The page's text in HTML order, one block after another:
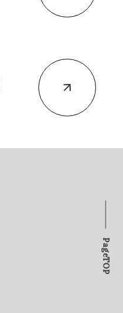
PageTOP